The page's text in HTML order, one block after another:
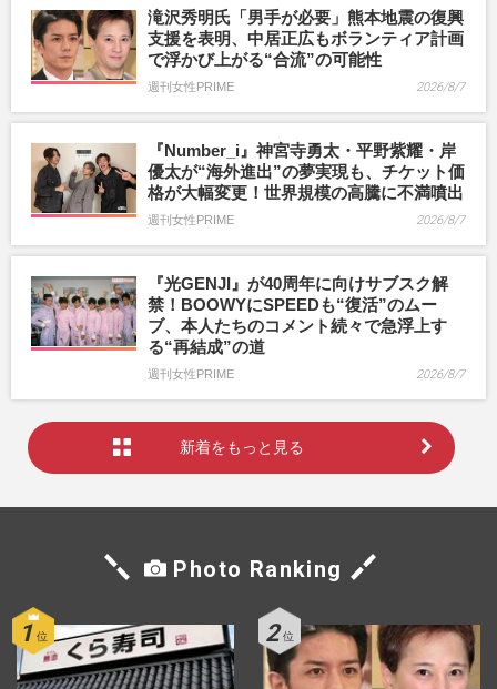
滝沢秀明氏「男手が必要」熊本地震の復興
支援を表明、中居正広もボランティア計画
で浮かび上がる“合流”の可能性
週刊女性PRIME 2026/8/7
『Number_i』神宮寺勇太・平野紫耀・岸
優太が“海外進出”の夢実現も、チケット価
格が大幅変更！世界規模の高騰に不満噴出
週刊女性PRIME 2026/8/7
『光GENJI』が40周年に向けサブスク解
禁！BOOWYにSPEEDも“復活”のムー
ブ、本人たちのコメント続々で急浮上す
る“再結成”の道
週刊女性PRIME 2026/8/7
新着をもっと見る
Photo Ranking